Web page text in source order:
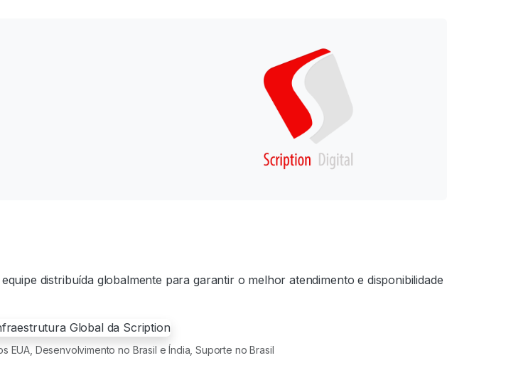
distribuída globalmente para garantir o melhor atendimento e disponibilidade
EUA, Desenvolvimento no Brasil e Índia, Suporte no Brasil